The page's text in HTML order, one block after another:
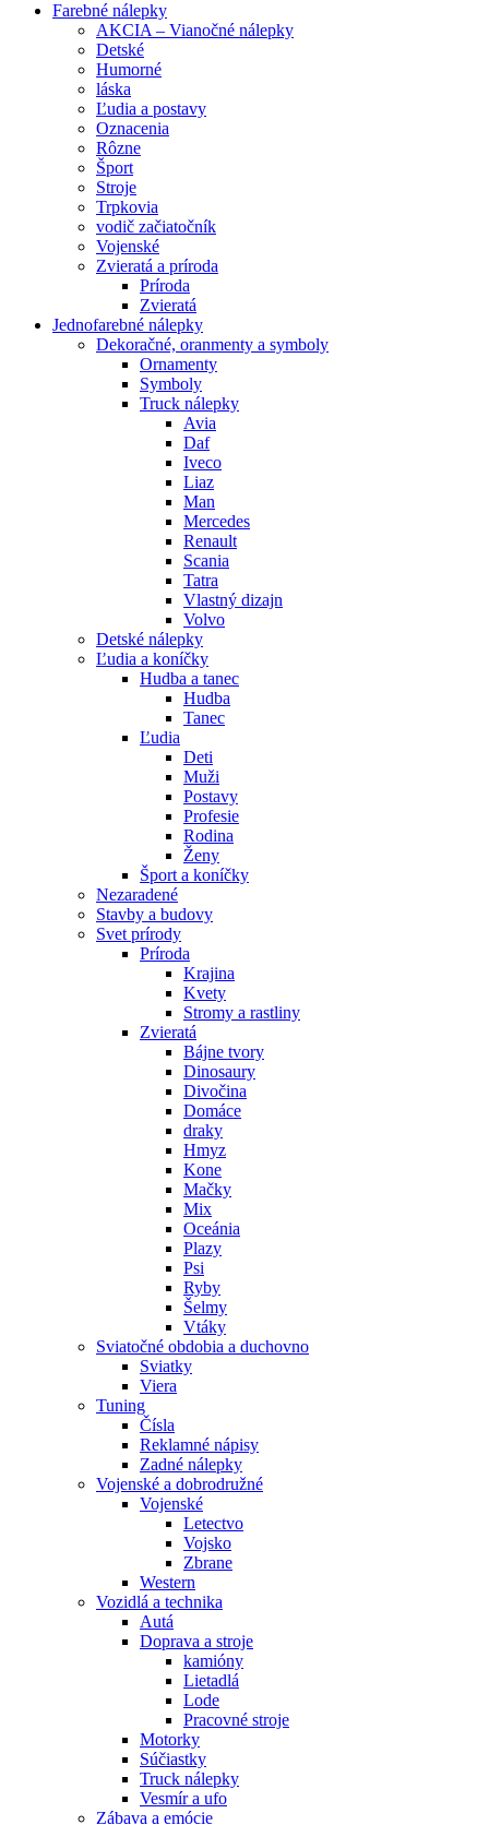
Farebné nálepky
AKCIA – Vianočné nálepky
Detské
Humorné
láska
Ľudia a postavy
Oznacenia
Rôzne
Šport
Stroje
Trpkovia
vodič začiatočník
Vojenské
Zvieratá a príroda
Príroda
Zvieratá
Jednofarebné nálepky
Dekoračné, oranmenty a symboly
Ornamenty
Symboly
Truck nálepky
Avia
Daf
Iveco
Liaz
Man
Mercedes
Renault
Scania
Tatra
Vlastný dizajn
Volvo
Detské nálepky
Ľudia a koníčky
Hudba a tanec
Hudba
Tanec
Ľudia
Deti
Muži
Postavy
Profesie
Rodina
Ženy
Šport a koníčky
Nezaradené
Stavby a budovy
Svet prírody
Príroda
Krajina
Kvety
Stromy a rastliny
Zvieratá
Bájne tvory
Dinosaury
Divočina
Domáce
draky
Hmyz
Kone
Mačky
Mix
Oceánia
Plazy
Psi
Ryby
Šelmy
Vtáky
Sviatočné obdobia a duchovno
Sviatky
Viera
Tuning
Čísla
Reklamné nápisy
Zadné nálepky
Vojenské a dobrodružné
Vojenské
Letectvo
Vojsko
Zbrane
Western
Vozidlá a technika
Autá
Doprava a stroje
kamióny
Lietadlá
Lode
Pracovné stroje
Motorky
Súčiastky
Truck nálepky
Vesmír a ufo
Zábava a emócie